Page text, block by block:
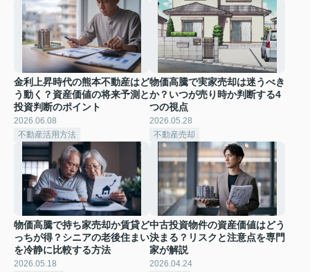
金利上昇時代の熊本不動産はど
う動く？資産価値の将来予測と
投資判断のポイント
2026.06.08
不動産活用方法
物価高騰で実家売却は迷うべき
か？いつが売り時か判断する4
つの視点
2026.05.28
不動産売却
物価高騰で持ち家売却か賃貸ど
っちが得？シニアの老後住まい
を冷静に比較する方法
2026.05.18
中古投資物件の資産価値はどう
決まる？リスクと注意点を専門
家が解説
2026.04.24